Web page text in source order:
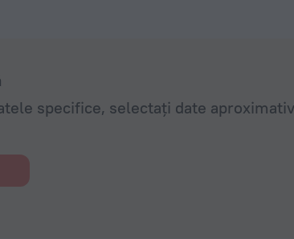
specifice, selectați date